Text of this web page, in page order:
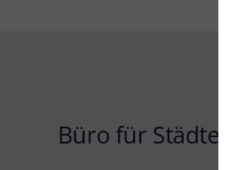
Büro für